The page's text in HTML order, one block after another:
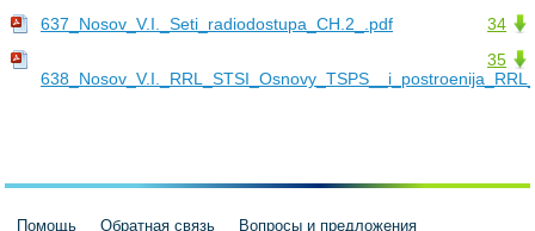
34
637_Nosov_V.I._Seti_radiodostupa_CH.2_.pdf
35
Помощь Обратная связь Вопросы и предложения